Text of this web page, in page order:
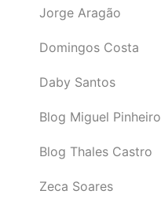
Jorge Aragão
Domingos Costa
Daby Santos
Blog Miguel Pinheiro
Blog Thales Castro
Zeca Soares